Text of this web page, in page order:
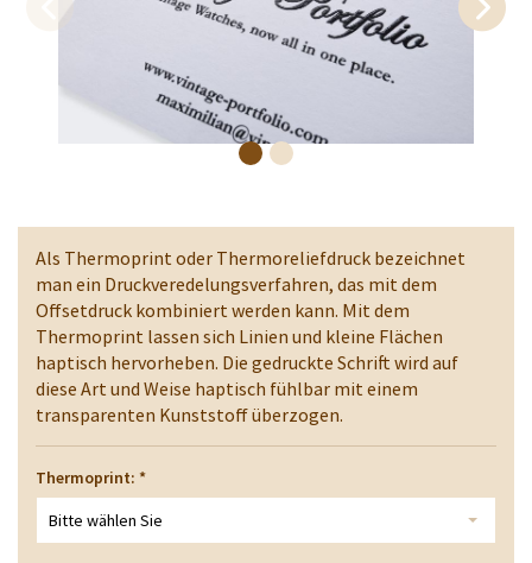
Als Thermoprint oder Thermoreliefdruck bezeichnet
man ein Druckveredelungsverfahren, das mit dem
Offsetdruck kombiniert werden kann. Mit dem
Thermoprint lassen sich Linien und kleine Flächen
haptisch hervorheben. Die gedruckte Schrift wird auf
diese Art und Weise haptisch fühlbar mit einem
transparenten Kunststoff überzogen.
Thermoprint: *
Bitte wählen Sie